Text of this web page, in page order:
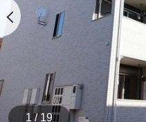
1 / 19